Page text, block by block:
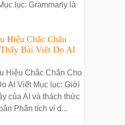
lục: Grammarly là
Hiệu Chắc Chắn
Bài Viết Do AI
Hiệu Chắc Chắn Cho
AI Viết Mục lục: Giới
của AI và thách thức
Phân tích ví d...